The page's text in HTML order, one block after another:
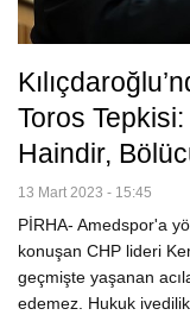
Toros
Haindir,
13 Mart 2023 - 15:45
PİRHA- Amedspor'a
konuşan CHP lideri
geçmişte yaşanan
edemez. Hukuk